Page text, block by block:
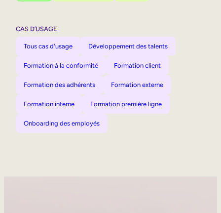
CAS D’USAGE
Tous cas d'usage Développement des talents
Formation à la conformité Formation client
Formation des adhérents Formation externe
Formation interne Formation première ligne
Onboarding des employés